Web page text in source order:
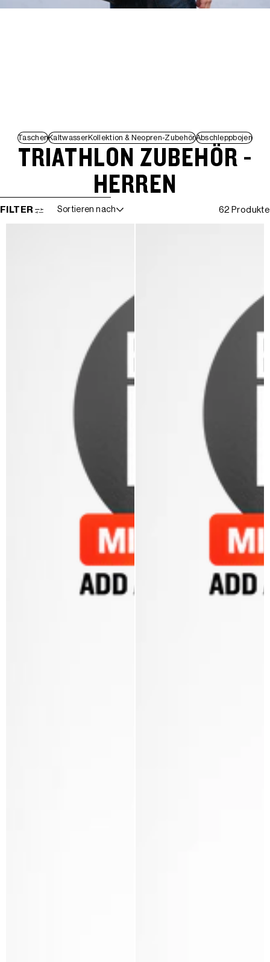
TaschenKaltwasserKollektion & Neopren-ZubehörAbschleppbojen
TRIATHLON ZUBEHÖR -
HERREN
WEITER ZUR ERGEBNISLISTE
FILTER Sortieren nach 62 Produkte